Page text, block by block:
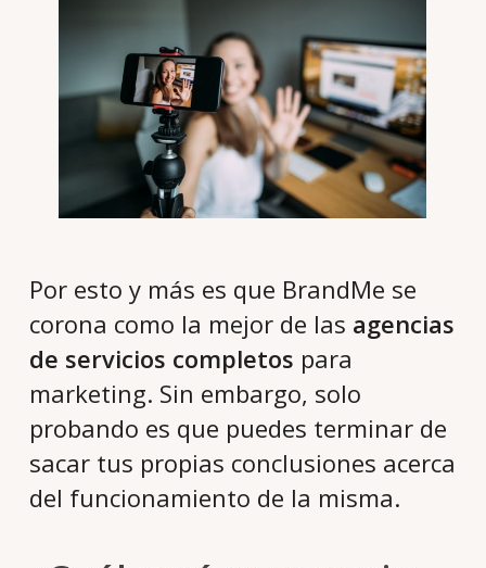
Por esto y más es que BrandMe se
corona como la mejor de las agencias
de servicios completos para
marketing. Sin embargo, solo
probando es que puedes terminar de
sacar tus propias conclusiones acerca
del funcionamiento de la misma.